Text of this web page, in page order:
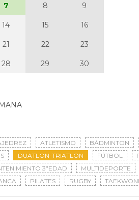
7 8 9
14 15 16
21 22 23
28 29 30
ATLETISMO BÁDMINTON
DUATLON-TRIATLON FÚTBOL
3ªEDAD MULTIDEPORTE
PILATES RUGBY